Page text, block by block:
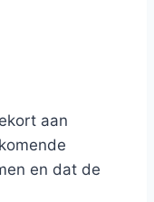
aan
en dat de